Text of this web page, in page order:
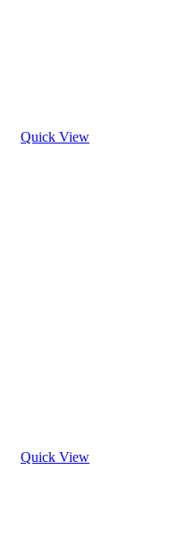
Quick View
Quick View